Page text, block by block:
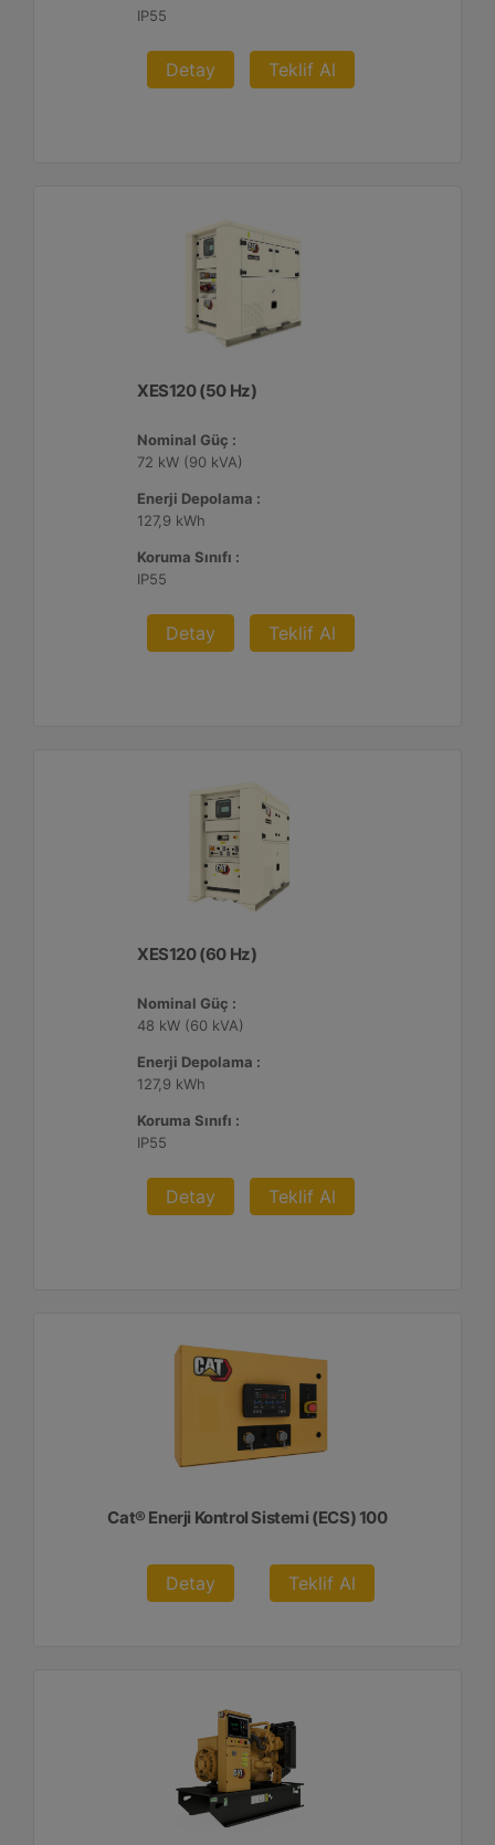
IP55
Detay Teklif Al
XES120 (50 Hz)
Nominal Güç :
72 kW (90 kVA)
Enerji Depolama :
127,9 kWh
Koruma Sınıfı :
IP55
Detay Teklif Al
XES120 (60 Hz)
Nominal Güç :
48 kW (60 kVA)
Enerji Depolama :
127,9 kWh
Koruma Sınıfı :
IP55
Detay Teklif Al
Cat® Enerji Kontrol Sistemi (ECS) 100
Detay Teklif Al